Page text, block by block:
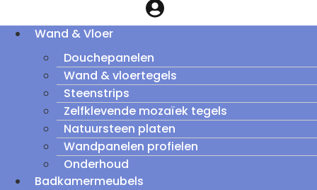
Wand & Vloer
Douchepanelen
Wand & vloertegels
Steenstrips
Zelfklevende mozaïek tegels
Natuursteen platen
Wandpanelen profielen
Onderhoud
Badkamermeubels